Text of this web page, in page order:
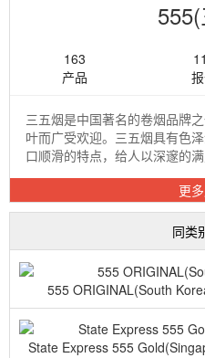
163
产品
三五烟是中国著名的卷烟品牌
叶而广受欢迎。三五烟具有色
口顺滑的特点，给人以深邃的
艺精湛，展现出层
更
同类
555 ORIGINAL(South
State Express 555